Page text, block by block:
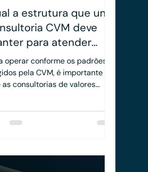
a estrutura que uma
CVM deve
para atender
clientes?
operar conforme os padrões
pela CVM, é importante
as consultorias de valores
e segurança nas
necessários para
a integridade das